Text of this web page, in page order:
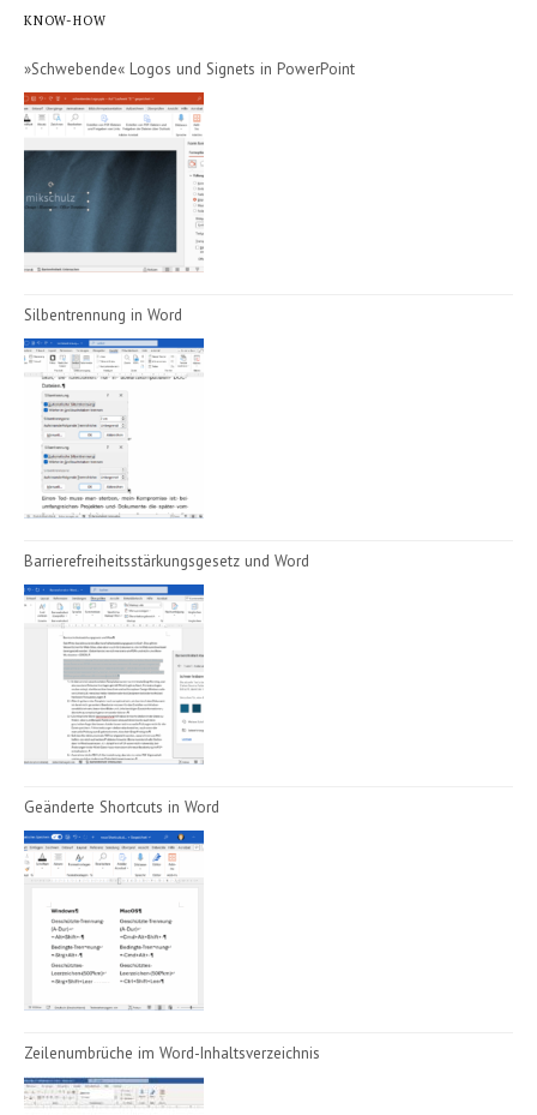
KNOW-HOW
»Schwebende« Logos und Signets in PowerPoint
Silbentrennung in Word
Barrierefreiheitsstärkungsgesetz und Word
Geänderte Shortcuts in Word
Zeilenumbrüche im Word-Inhaltsverzeichnis